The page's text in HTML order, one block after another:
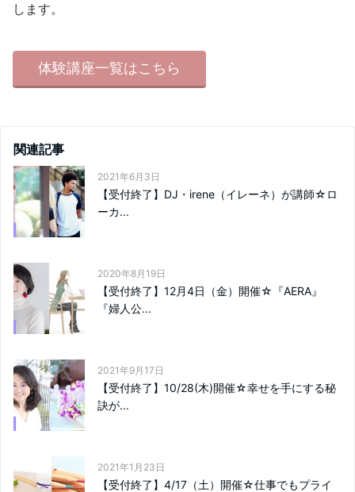
します。
体験講座一覧はこちら
関連記事
2021年6月3日
【受付終了】DJ・irene（イレーネ）が講師☆ロ
ーカ...
2020年8月19日
【受付終了】12月4日（金）開催☆『AERA』
『婦人公...
2021年9月17日
【受付終了】10/28(木)開催☆幸せを手にする秘
訣が...
2021年1月23日
【受付終了】4/17（土）開催☆仕事でもプライ